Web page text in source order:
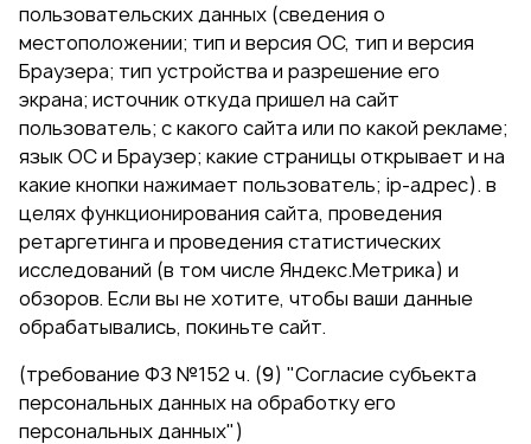
пользовательских данных (сведения о
местоположении; тип и версия ОС, тип и версия
Браузера; тип устройства и разрешение его
экрана; источник откуда пришел на сайт
пользователь; с какого сайта или по какой рекламе;
язык ОС и Браузер; какие страницы открывает и на
какие кнопки нажимает пользователь; ip-адрес). в
целях функционирования сайта, проведения
ретаргетинга и проведения статистических
исследований (в том числе Яндекс.Метрика) и
обзоров. Если вы не хотите, чтобы ваши данные
обрабатывались, покиньте сайт.
(требование ФЗ №152 ч. (9) "Согласие субъекта
персональных данных на обработку его
персональных данных")